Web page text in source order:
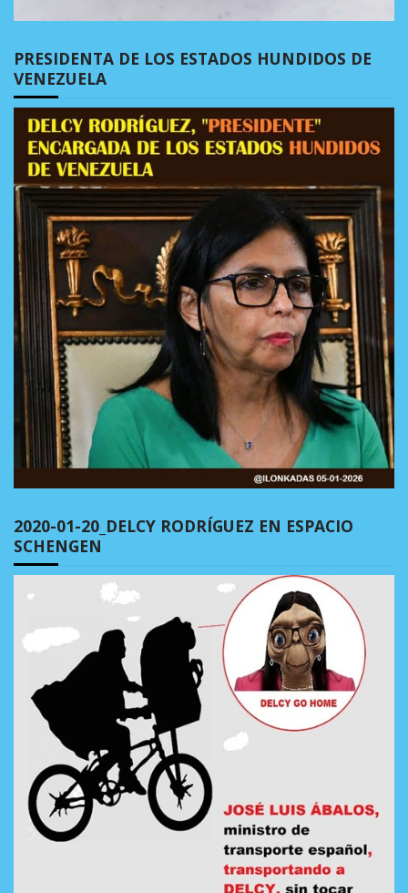
PRESIDENTA DE LOS ESTADOS HUNDIDOS DE
VENEZUELA
2020-01-20_DELCY RODRÍGUEZ EN ESPACIO
SCHENGEN